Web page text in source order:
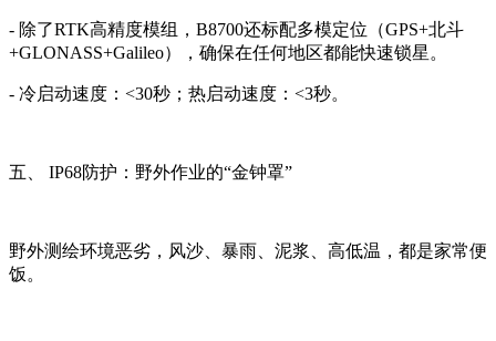
- 除了RTK高精度模组，B8700还标配多模定位（GPS+北斗
+GLONASS+Galileo），确保在任何地区都能快速锁星。
- 冷启动速度：<30秒；热启动速度：<3秒。
五、 IP68防护：野外作业的“金钟罩”
野外测绘环境恶劣，风沙、暴雨、泥浆、高低温，都是家常便
饭。